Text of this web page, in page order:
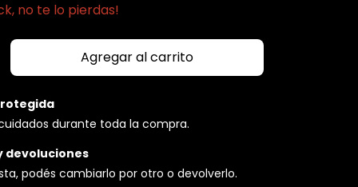
no te lo pierdas!
durante toda la compra.
devoluciones
podés cambiarlo por otro o devolverlo.